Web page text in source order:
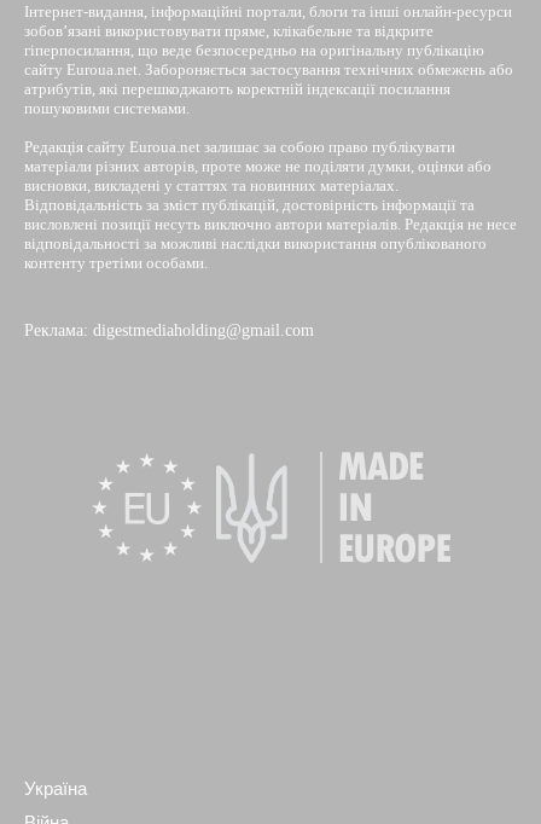
Інтернет-видання, інформаційні портали, блоги та інші онлайн-ресурси
зобов’язані використовувати пряме, клікабельне та відкрите
гіперпосилання, що веде безпосередньо на оригінальну публікацію
сайту Euroua.net. Забороняється застосування технічних обмежень або
атрибутів, які перешкоджають коректній індексації посилання
пошуковими системами.
Редакція сайту Euroua.net залишає за собою право публікувати
матеріали різних авторів, проте може не поділяти думки, оцінки або
висновки, викладені у статтях та новинних матеріалах.
Відповідальність за зміст публікацій, достовірність інформації та
висловлені позиції несуть виключно автори матеріалів. Редакція не несе
відповідальності за можливі наслідки використання опублікованого
контенту третіми особами.
Реклама: digestmediaholding@gmail.com
Україна